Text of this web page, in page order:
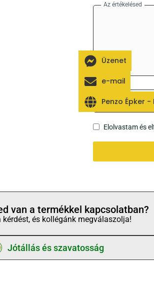
Az értékelésed
Elolvastam és
van a termékkel kapcsolatban?
kérdést, és kollégánk megválaszolja!
Jótállás és szavatosság
Üzenet
e-mail
Penzo Épker